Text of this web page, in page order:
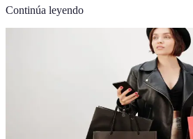
Continúa leyendo